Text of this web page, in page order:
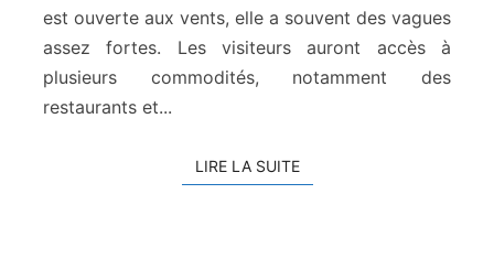
est ouverte aux vents, elle a souvent des vagues
assez fortes. Les visiteurs auront accès à
plusieurs commodités, notamment des
restaurants et...
LIRE LA SUITELIRE LA SUITE